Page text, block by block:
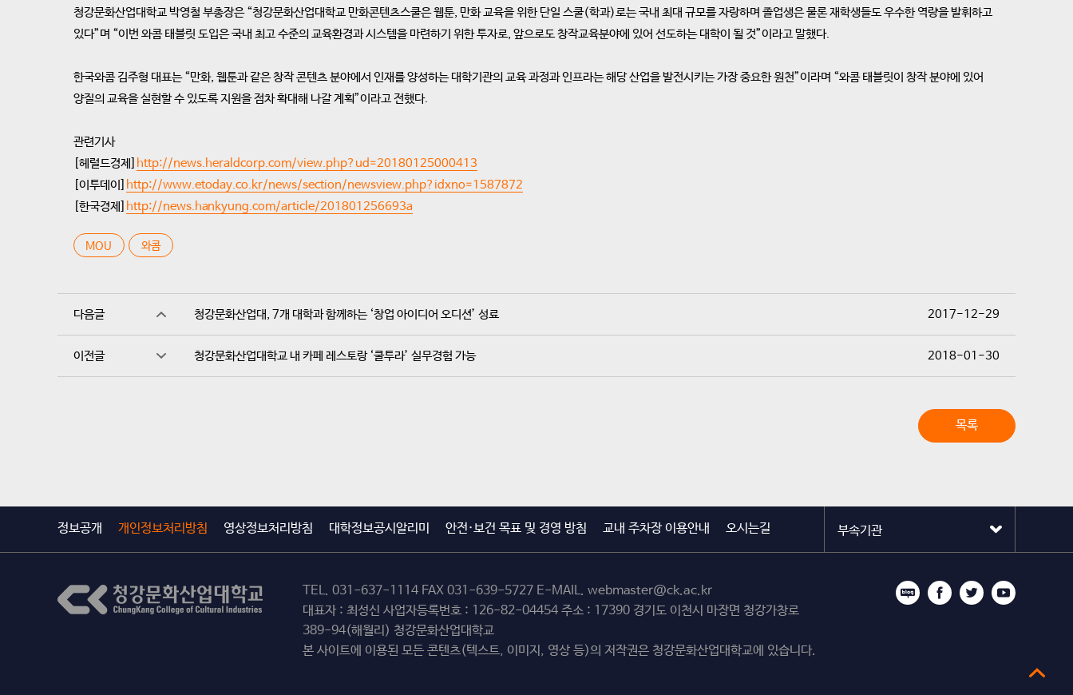
청강문화산업대학교 박영철 부총장은 “청강문화산업대학교 만화콘텐츠스쿨은 웹툰, 만화 교육을 위한 단일 스쿨(학과)로는 국내 최대 규모를 자랑하며 졸업생은 물론 재학생들도 우수한 역량을 발휘하고
있다”며 “이번 와콤 태블릿 도입은 국내 최고 수준의 교육환경과 시스템을 마련하기 위한 투자로, 앞으로도 창작교육분야에 있어 선도하는 대학이 될 것”이라고 말했다.
한국와콤 김주형 대표는 “만화, 웹툰과 같은 창작 콘텐츠 분야에서 인재를 양성하는 대학기관의 교육 과정과 인프라는 해당 산업을 발전시키는 가장 중요한 원천”이라며 “와콤 태블릿이 창작 분야에 있어
양질의 교육을 실현할 수 있도록 지원을 점차 확대해 나갈 계획”이라고 전했다.
관련기사
[헤럴드경제]
http://news.heraldcorp.com/view.php?ud=20180125000413
[이투데이]
http://www.etoday.co.kr/news/section/newsview.php?idxno=1587872
[한국경제]
http://news.hankyung.com/article/201801256693a
MOU 와콤
다음글 청강문화산업대, 7개 대학과 함께하는 ‘창업 아이디어 오디션’ 성료 2017-12-29
이전글 청강문화산업대학교 내 카페 레스토랑 ‘쿨투라’ 실무경험 가능 2018-01-30
목록
정보공개 개인정보처리방침 영상정보처리방침 대학정보공시알리미 안전·보건 목표 및 경영 방침 교내 주차장 이용안내 오시는길
TEL. 031-637-1114 FAX 031-639-5727 E-MAIL. webmaster@ck.ac.kr
대표자 : 최성신 사업자등록번호 : 126-82-04454 주소 : 17390 경기도 이천시 마장면 청강가창로
389-94(해월리) 청강문화산업대학교
본 사이트에 이용된 모든 콘텐츠(텍스트, 이미지, 영상 등)의 저작권은 청강문화산업대학교에 있습니다.